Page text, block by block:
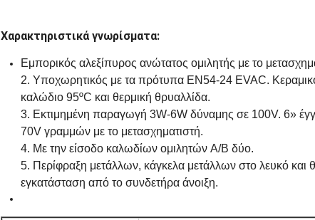
Χαρακτηριστικά γνωρίσματα:
Εμπορικός αλεξίπυρος ανώτατος ομιλητής με το
2. Υποχωρητικός με τα πρότυπα EN54-24 EVAC.
καλώδιο 95ºC και θερμική θρυαλλίδα.
3. Εκτιμημένη παραγωγή 3W-6W δύναμης σε 100V. 6»
70V γραμμών με το μετασχηματιστή.
4. Με την είσοδο καλωδίων ομιλητών A/B δύο.
5. Περίφραξη μετάλλων, κάγκελα μετάλλων στο λευκό
εγκατάσταση από το συνδετήρα άνοιξη.